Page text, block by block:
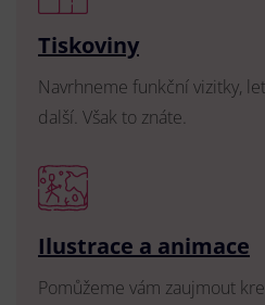
Tiskoviny
Navrhneme funkční vizitky,
další. Však to znáte.
Ilustrace a animace
Pomůžeme vám zaujmout